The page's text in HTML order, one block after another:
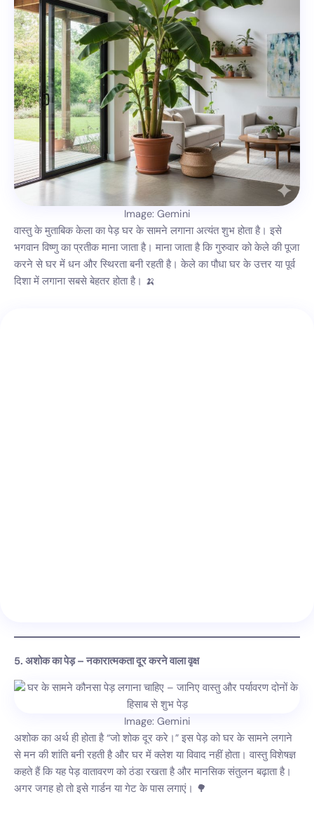
Image: Gemini
वास्तु के मुताबिक केला का पेड़ घर के सामने लगाना अत्यंत शुभ होता है। इसे
भगवान विष्णु का प्रतीक माना जाता है। माना जाता है कि गुरुवार को केले की पूजा
करने से घर में धन और स्थिरता बनी रहती है। केले का पौधा घर के उत्तर या पूर्व
दिशा में लगाना सबसे बेहतर होता है। 🍌
5. अशोक का पेड़ – नकारात्मकता दूर करने वाला वृक्ष
Image: Gemini
अशोक का अर्थ ही होता है “जो शोक दूर करे।” इस पेड़ को घर के सामने लगाने
से मन की शांति बनी रहती है और घर में क्लेश या विवाद नहीं होता। वास्तु विशेषज्ञ
कहते हैं कि यह पेड़ वातावरण को ठंडा रखता है और मानसिक संतुलन बढ़ाता है।
अगर जगह हो तो इसे गार्डन या गेट के पास लगाएं। 🌳